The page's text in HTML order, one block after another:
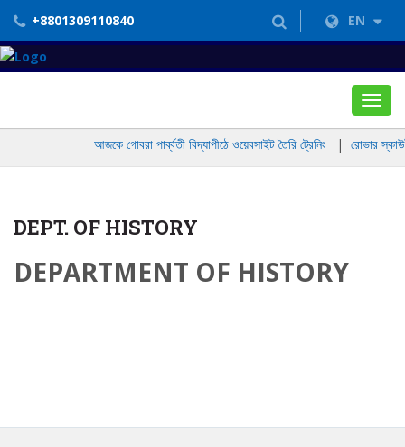
+8801309110840 EN
আজকে গোবরা পার্ব্বতী বিদ্যাপীঠে ওয়েবসাইট তৈরি ট্রেনিং| রোভার
DEPT. OF HISTORY
DEPARTMENT OF HISTORY